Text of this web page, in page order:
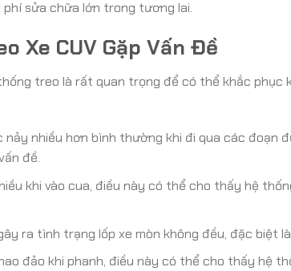
sửa chữa lớn trong tương lai.
Xe CUV Gặp Vấn Đề
treo là rất quan trọng để có thể khắc phục
nảy nhiều hơn bình thường khi đi qua các đoạn
đề.
khi vào cua, điều này có thể cho thấy hệ
ra tình trạng lốp xe mòn không đều, đặc biệt
đảo khi phanh, điều này có thể cho thấy hệ